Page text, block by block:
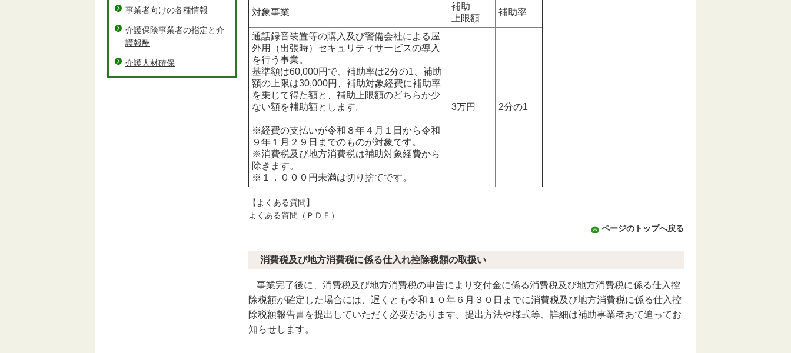
対象事業
補助
上限額
補助率
通話録音装置等の購入及び警備会社による屋
外用（出張時）セキュリティサービスの導入
を行う事業。
基準額は60,000円で、補助率は2分の1、補助
額の上限は30,000円、補助対象経費に補助率
を乗じて得た額と、補助上限額のどちらか少
ない額を補助額とします。
※経費の支払いが令和８年４月１日から令和
９年１月２９日までのものが対象です。
※消費税及び地方消費税は補助対象経費から
除きます。
※１，０００円未満は切り捨てです。
3万円 2分の1
【よくある質問】
よくある質問（ＰＤＦ）
ページのトップへ戻る
消費税及び地方消費税に係る仕入れ控除税額の取扱い
事業完了後に、消費税及び地方消費税の申告により交付金に係る消費税及び地方消費税に係る仕入控
除税額が確定した場合には、遅くとも令和１０年６月３０日までに消費税及び地方消費税に係る仕入控
除税額報告書を提出していただく必要があります。提出方法や様式等、詳細は補助事業者あて追ってお
知らせします。
事業者向けの各種情報
介護保険事業者の指定と介
護報酬
介護人材確保